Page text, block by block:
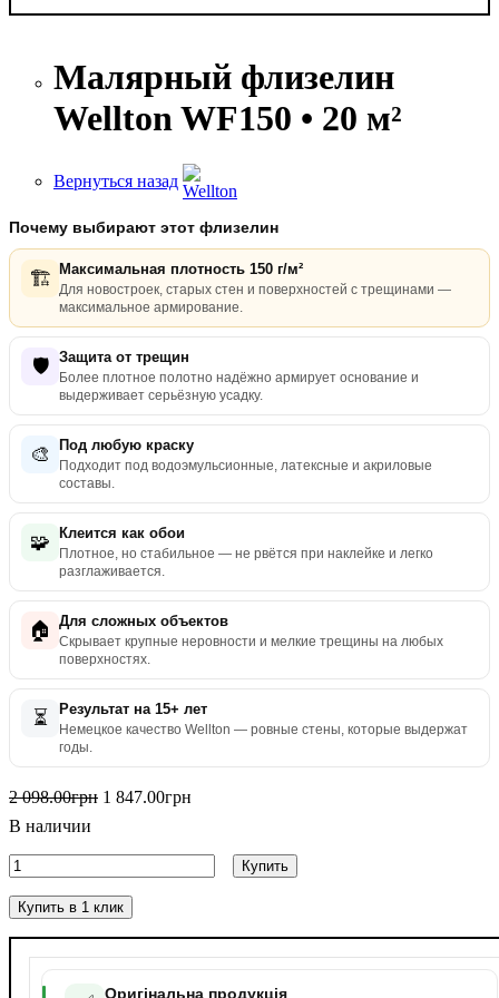
Малярный флизелин
Wellton WF150 • 20 м²
Вернуться назад
Оригінальна продукція
Почему выбирают этот флизелин
🏗️ Максимальная плотность 150 г/м²
Для новостроек, старых стен и поверхностей с трещинами —
максимальное армирование.
🛡️ Защита от трещин
Более плотное полотно надёжно армирует основание и
выдерживает серьёзную усадку.
🎨 Под любую краску
Подходит под водоэмульсионные, латексные и акриловые
составы.
🧩 Клеится как обои
Плотное, но стабильное — не рвётся при наклейке и легко
разглаживается.
🏠 Для сложных объектов
Скрывает крупные неровности и мелкие трещины на любых
поверхностях.
⏳ Результат на 15+ лет
Немецкое качество Wellton — ровные стены, которые выдержат
годы.
2 098.00грн 1 847.00грн
В наличии
Купить
Купить в 1 клик